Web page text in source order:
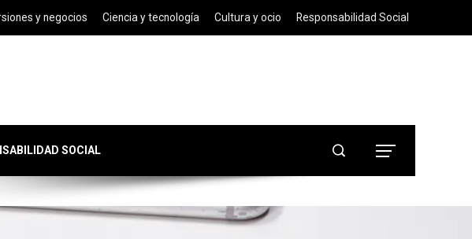
y negocios Ciencia y tecnología Cultura y ocio Responsabilidad Social
SOCIAL